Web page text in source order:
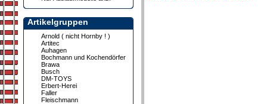
Artikelgruppen
Arnold ( nicht Hornby ! )
Artitec
Auhagen
Bochmann und Kochendörfer
Brawa
Busch
DM-TOYS
Erbert-Herei
Faller
Fleischmann